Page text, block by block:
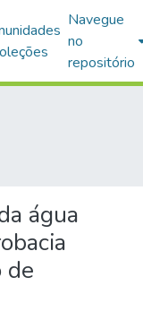
Navegue
no
repositório
água
de